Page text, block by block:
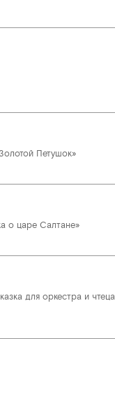
Петушок»
о царе Салтане»
для оркестра и чтеца